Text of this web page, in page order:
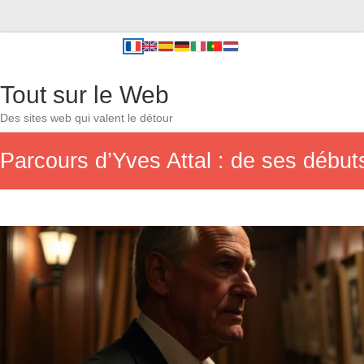
Tout sur le Web
Des sites web qui valent le détour
Parcours d’Yves Attal : de ses